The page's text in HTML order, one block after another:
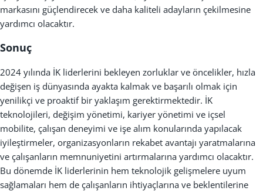
markasını güçlendirecek ve daha kaliteli adayların çekilmesine
yardımcı olacaktır.
Sonuç
2024 yılında İK liderlerini bekleyen zorluklar ve öncelikler, hızla
değişen iş dünyasında ayakta kalmak ve başarılı olmak için
yenilikçi ve proaktif bir yaklaşım gerektirmektedir. İK
teknolojileri, değişim yönetimi, kariyer yönetimi ve içsel
mobilite, çalışan deneyimi ve işe alım konularında yapılacak
iyileştirmeler, organizasyonların rekabet avantajı yaratmalarına
ve çalışanların memnuniyetini artırmalarına yardımcı olacaktır.
Bu dönemde İK liderlerinin hem teknolojik gelişmelere uyum
sağlamaları hem de çalışanların ihtiyaçlarına ve beklentilerine